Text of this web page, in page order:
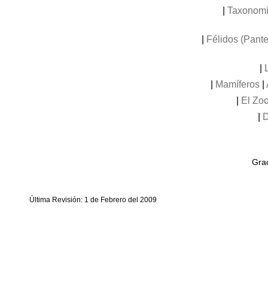
Félidos
Mamíferos|
El
Última Revisión: 1 de Febrero del 2009